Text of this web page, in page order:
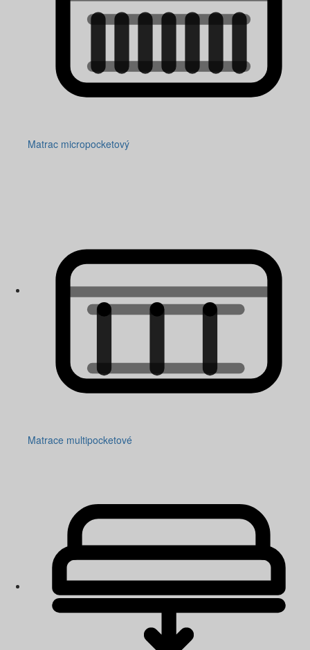
Matrac micropocketový
Matrace multipocketové